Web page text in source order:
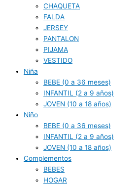
CHAQUETA
FALDA
JERSEY
PANTALON
PIJAMA
VESTIDO
Niña
BEBE (0 a 36 meses)
INFANTIL (2 a 9 años)
JOVEN (10 a 18 años)
Niño
BEBE (0 a 36 meses)
INFANTIL (2 a 9 años)
JOVEN (10 a 18 años)
Complementos
BEBES
HOGAR